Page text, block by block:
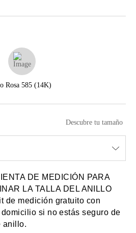
Rosa 585 (14K)
Descubre tu tamaño
DE MEDICIÓN PARA
LA TALLA DEL ANILLO
de medición gratuito con
si no estás seguro de
anillo.